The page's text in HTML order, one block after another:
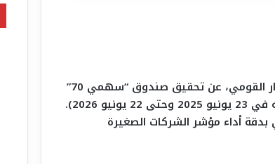
أعلنت شركة “إن آي كابيتال”، الذراع الاستثمارية لبنك الاستثمار القومي، عن تحقيق صندوق “سهمي 70”
عائدًا تراكميًا استثنائيًا بلغ 66.3% في عامه الأول (منذ إطلاقه في 23 يونيو 2025 وحتى 22 يونيو 2026).
أداء مؤشر الشركات الصغيرة